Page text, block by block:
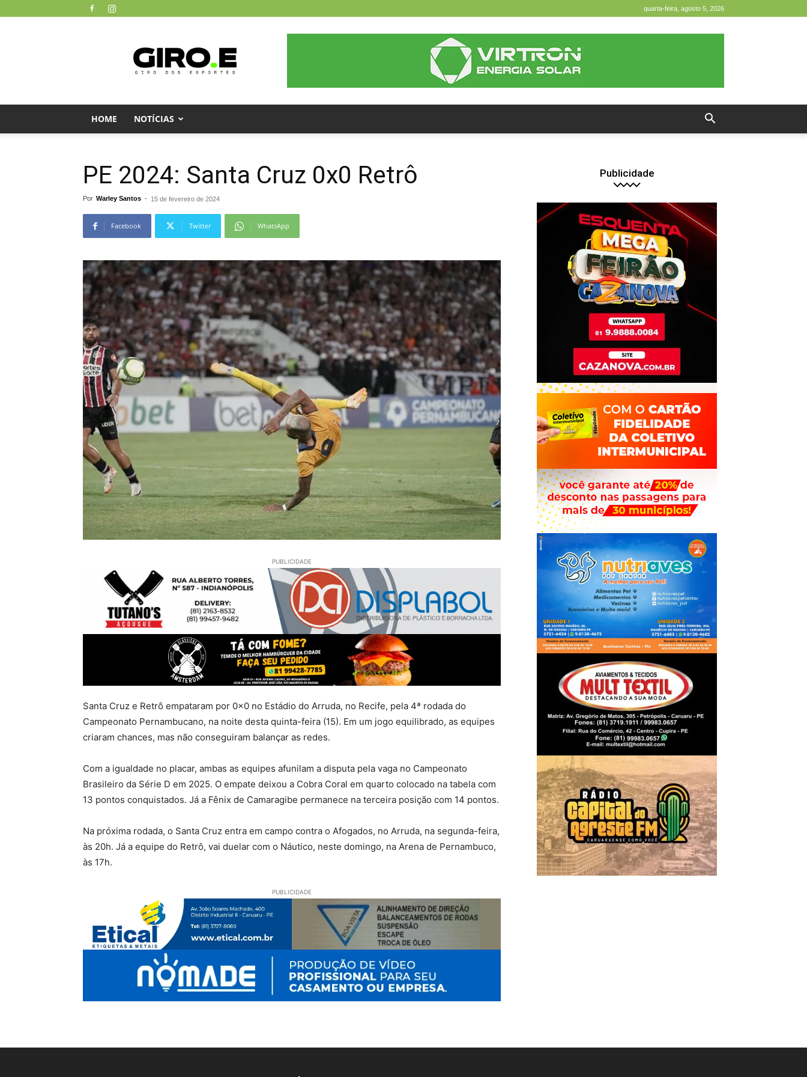
quarta-feira, agosto 5, 2026
dos
Esportes
HOME NOTÍCIAS
PE 2024: Santa Cruz 0x0 Retrô
Por Warley Santos - 15 de fevereiro de 2024
Facebook Twitter WhatsApp
PUBLICIDADE
Santa Cruz e Retrô empataram por 0x0 no Estádio do Arruda, no Recife, pela 4ª rodada do
Campeonato Pernambucano, na noite desta quinta-feira (15). Em um jogo equilibrado, as equipes
criaram chances, mas não conseguiram balançar as redes.
Com a igualdade no placar, ambas as equipes afunilam a disputa pela vaga no Campeonato
Brasileiro da Série D em 2025. O empate deixou a Cobra Coral em quarto colocado na tabela com
13 pontos conquistados. Já a Fênix de Camaragibe permanece na terceira posição com 14 pontos.
Na próxima rodada, o Santa Cruz entra em campo contra o Afogados, no Arruda, na segunda-feira,
às 20h. Já a equipe do Retrô, vai duelar com o Náutico, neste domingo, na Arena de Pernambuco,
às 17h.
PUBLICIDADE
Publicidade